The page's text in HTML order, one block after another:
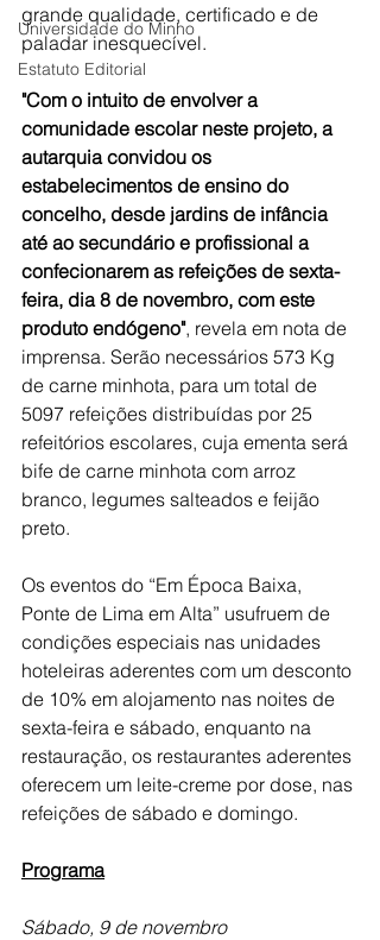
Universidade do Minho
Estatuto Editorial
grande qualidade, certificado e de
paladar inesquecível.
"Com o intuito de envolver a
comunidade escolar neste projeto, a
autarquia convidou os
estabelecimentos de ensino do
concelho, desde jardins de infância
até ao secundário e profissional a
confecionarem as refeições de sexta-
feira, dia 8 de novembro, com este
produto endógeno", revela em nota de
imprensa. Serão necessários 573 Kg
de carne minhota, para um total de
5097 refeições distribuídas por 25
refeitórios escolares, cuja ementa será
bife de carne minhota com arroz
branco, legumes salteados e feijão
preto.
Os eventos do “Em Época Baixa,
Ponte de Lima em Alta” usufruem de
condições especiais nas unidades
hoteleiras aderentes com um desconto
de 10% em alojamento nas noites de
sexta-feira e sábado, enquanto na
restauração, os restaurantes aderentes
oferecem um leite-creme por dose, nas
refeições de sábado e domingo.
Programa
Sábado, 9 de novembro